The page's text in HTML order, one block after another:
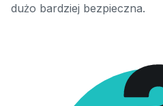
dużo bardziej bezpieczna.